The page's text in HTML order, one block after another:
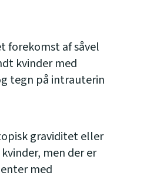
forekomst af såvel
kvinder med
tegn på intrauterin
graviditet eller
men der er
med